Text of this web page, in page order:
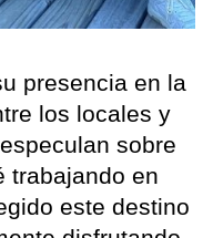
presencia en la
los locales y
sobre
trabajando en
este destino